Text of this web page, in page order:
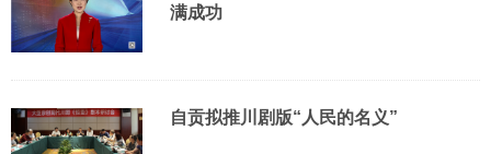
满成功
自贡拟推川剧版“人民的名义”